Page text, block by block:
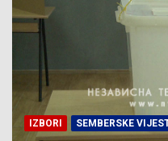
IZBORI SEMBERSKE